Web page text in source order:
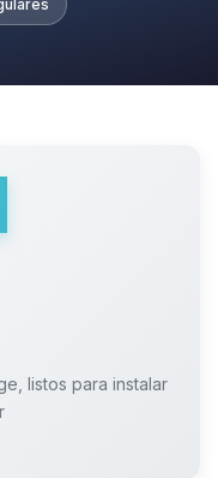
listos para instalar